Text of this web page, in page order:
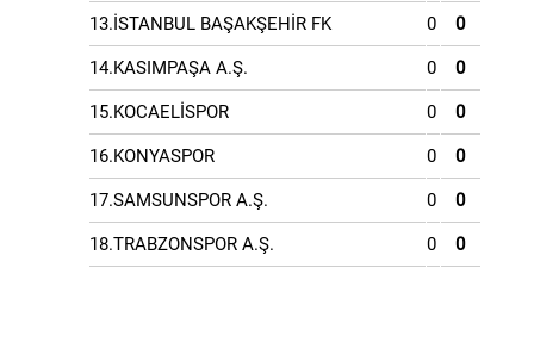
13.İSTANBUL BAŞAKŞEHİR FK 0 0
14.KASIMPAŞA A.Ş. 0 0
15.KOCAELİSPOR 0 0
16.KONYASPOR 0 0
17.SAMSUNSPOR A.Ş. 0 0
18.TRABZONSPOR A.Ş. 0 0